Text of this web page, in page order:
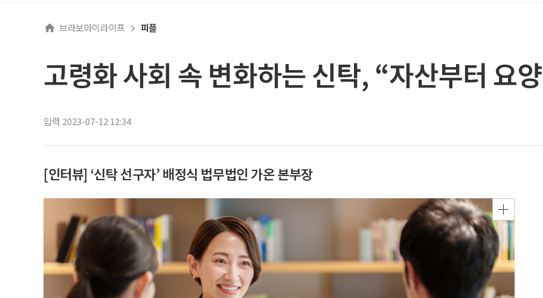
브라보마이라이프 피플
고령화 사회 속 변화하는 신탁, “자산부터 요
입력 2023-07-12 12:34
[인터뷰] ‘신탁 선구자’ 배정식 법무법인 가온 본부장